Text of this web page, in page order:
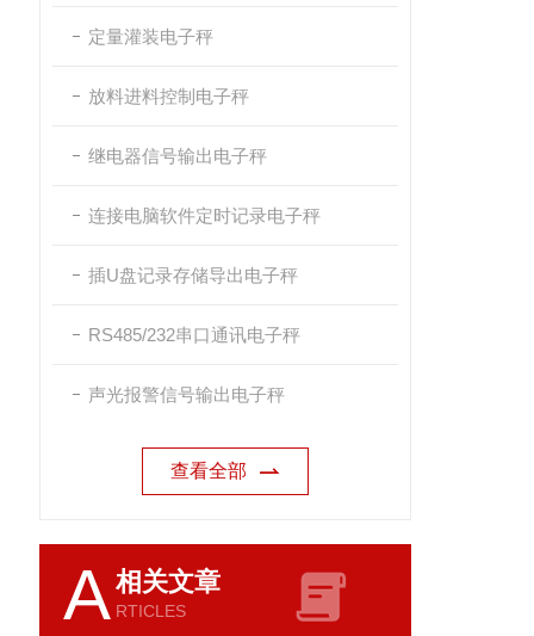
定量灌装电子秤
放料进料控制电子秤
继电器信号输出电子秤
连接电脑软件定时记录电子秤
插U盘记录存储导出电子秤
RS485/232串口通讯电子秤
声光报警信号输出电子秤
查看全部
A相关文章
RTICLES